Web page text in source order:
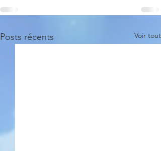
Posts récents Voir tout